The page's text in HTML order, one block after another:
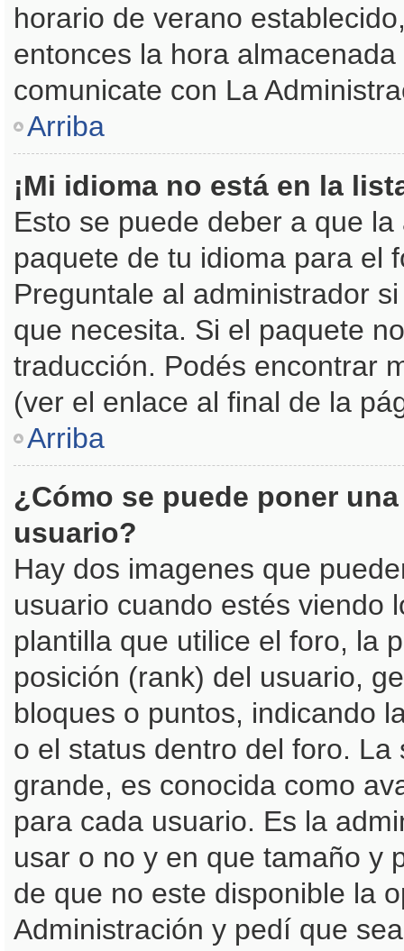
horario de verano
entonces la hora
comunicate con La
Arriba
¡Mi idioma no está en la
Esto se puede deber a que
paquete de tu idioma para el
Preguntale al administrador
que necesita. Si el paquete
traducción. Podés encontrar
(ver el enlace al final de la
Arriba
¿Cómo se puede poner
usuario?
Hay dos imagenes que
usuario cuando estés viendo
plantilla que utilice el foro, la
posición (rank) del usuario,
bloques o puntos, indicando
o el status dentro del foro.
grande, es conocida como
para cada usuario. Es la
usar o no y en que tamaño y
de que no este disponible la
Administración y pedí que